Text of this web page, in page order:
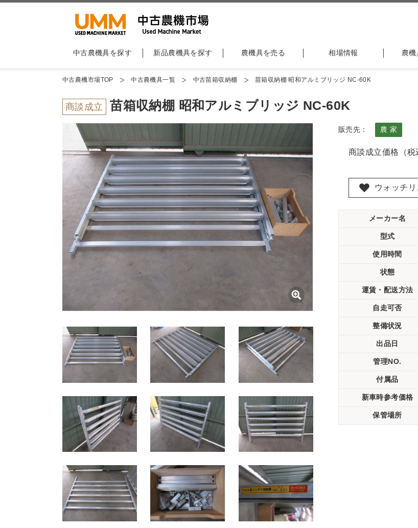
中古農機具を探す 新品農機具を探す 農機具を売る 相場情報 農
中古農機市場TOP 中古農機具一覧 中古苗箱収納棚 苗箱収納棚 昭和アルミブリッジ NC-60K
商談成立 苗箱収納棚 昭和アルミブリッジ NC-60K
販売先： 農 家
商談成立価格（税
ウォッチ
メーカー名
型式
使用時間
状態
運賃・配送方法
自走可否
整備状況
出品日
管理NO.
付属品
新車時参考価格
保管場所